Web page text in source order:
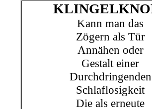
Kann man das
Zögern als Tür
Annähen oder
Gestalt einer
Durchdringenden
Schlaflosigkeit
Die als erneute